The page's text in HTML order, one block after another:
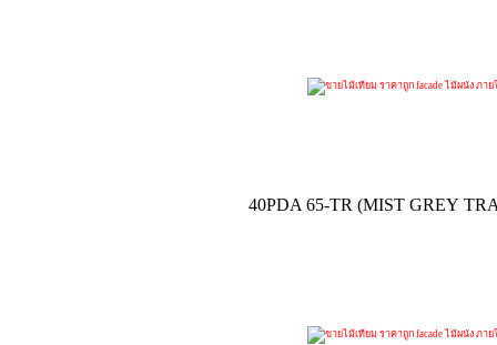
40PDA 65-TR (MIST GREY